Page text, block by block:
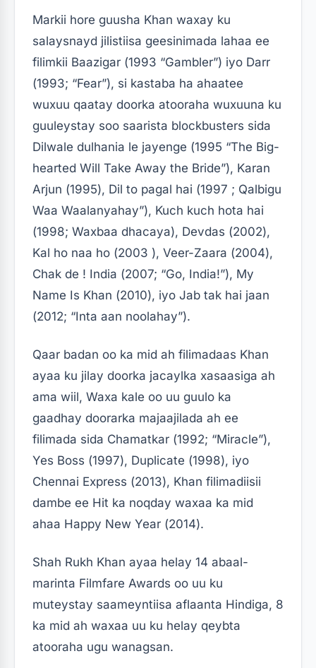
Markii hore guusha Khan waxay ku
salaysnayd jilistiisa ​​geesinimada lahaa ee
filimkii Baazigar (1993 “Gambler”) iyo Darr
(1993; “Fear”), si kastaba ha ahaatee
wuxuu qaatay doorka atooraha wuxuuna ku
guuleystay soo saarista blockbusters sida
Dilwale dulhania le jayenge (1995 “The Big-
hearted Will Take Away the Bride”), Karan
Arjun (1995), Dil to pagal hai (1997 ; Qalbigu
Waa Waalanyahay”), Kuch kuch hota hai
(1998; Waxbaa dhacaya), Devdas (2002),
Kal ho naa ho (2003 ), Veer-Zaara (2004),
Chak de ! India (2007; “Go, India!”), My
Name Is Khan (2010), iyo Jab tak hai jaan
(2012; “Inta aan noolahay”).
Qaar badan oo ka mid ah filimadaas Khan
ayaa ku jilay doorka jacaylka xasaasiga ah
ama wiil, Waxa kale oo uu guulo ka
gaadhay doorarka majaajilada ah ee
filimada sida Chamatkar (1992; “Miracle”),
Yes Boss (1997), Duplicate (1998), iyo
Chennai Express (2013), Khan filimadiisii ​​
dambe ee Hit ka noqday waxaa ka mid
ahaa Happy New Year (2014).
Shah Rukh Khan ayaa helay 14 abaal-
marinta Filmfare Awards oo uu ku
muteystay saameyntiisa aflaanta Hindiga, 8
ka mid ah waxaa uu ku helay qeybta
atooraha ugu wanagsan.